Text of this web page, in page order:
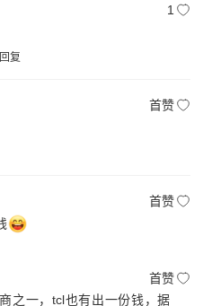
1
回复
首赞
首赞
首赞
之一，tcl也有出一份钱，据